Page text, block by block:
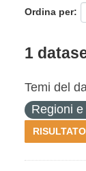
Ordina per
1
Temi del
Regioni e